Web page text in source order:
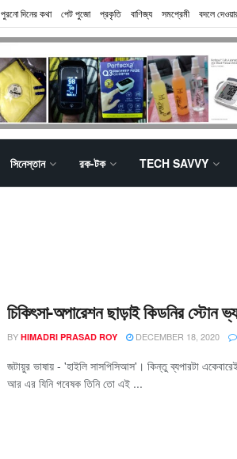
পুরনো দিনের কথা পেট পুজো প্রকৃতি বাণিজ্য সমপ্রেমী বদলে
সিনেস্তান রক-টক TECH SAVVY
চিকিৎসা-অপারেশন ছাড়াই কিডনির স্টোন
BY HIMADRI PRASAD ROY DECEMBER 18, 2020
জটায়ুর ভাষায় - 'হাইলি সাসপিসিআস'। কিন্তু ব্যপারটা
আর এর যিনি গবেষক তিনি তো এই ...